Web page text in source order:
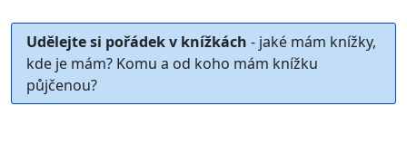
Udělejte si pořádek v knížkách - jaké mám knížky,
kde je mám? Komu a od koho mám knížku
půjčenou?